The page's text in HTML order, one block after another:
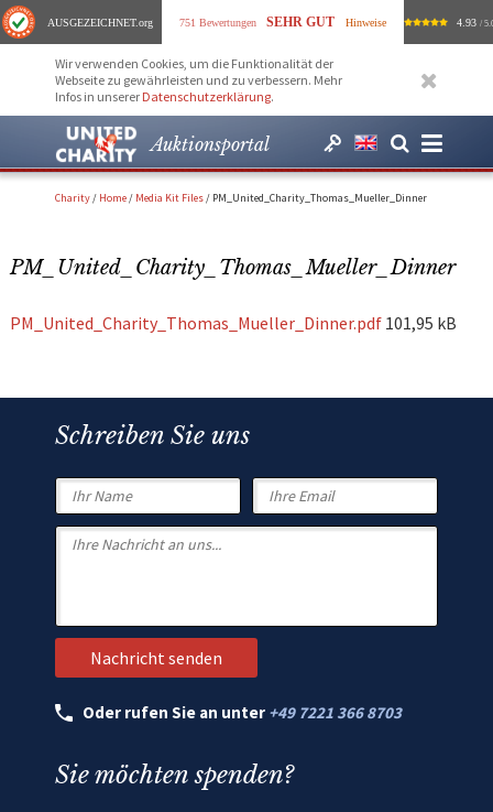
AUSGEZEICHNET.org 751 Bewertungen SEHR GUT Hinweise 4.93 /
Wir verwenden Cookies, um die Funktionalität der
Webseite zu gewährleisten und zu verbessern. Mehr
Infos in unserer Datenschutzerklärung.
Auktionsportal
Charity/ Home/ Media Kit Files/ PM_United_Charity_Thomas_Mueller_Dinner
PM_United_Charity_Thomas_Mueller_Dinner
PM_United_Charity_Thomas_Mueller_Dinner.pdf101,95 kB
Schreiben Sie uns
Oder rufen Sie an unter +49 7221 366 8703
Sie möchten spenden?